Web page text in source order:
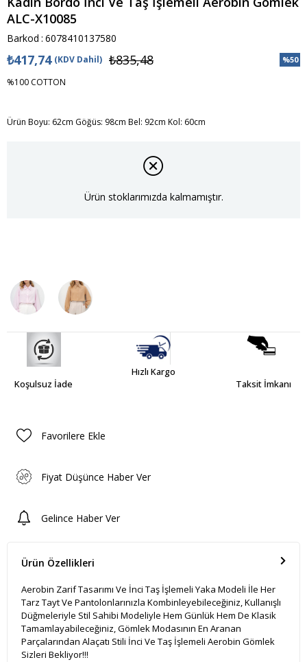
ALC-X10085
Barkod : 6078410137580
%50
₺835,48
₺417,74 (KDV Dahil)
%100 COTTON
Ürün Boyu: 62cm Göğüs: 98cm Bel: 92cm Kol: 60cm
Ürün stoklarımızda kalmamıştır.
Koşulsuz İade
Hızlı Kargo
Taksit İmkanı
Favorilere Ekle
Fiyat Düşünce Haber Ver
Gelince Haber Ver
Ürün Özellikleri
Aerobin Zarif Tasarımı Ve İnci Taş İşlemeli Yaka Modeli İle Her
Tarz Tayt Ve Pantolonlarınızla Kombinleyebileceğiniz, Kullanışlı
Düğmeleriyle Stil Sahibi Modeliyle Hem Günlük Hem De Klasik
Tamamlayabileceğiniz, Gömlek Modasının En Aranan
Parçalarından Alaçatı Stili İnci Ve Taş İşlemeli Aerobin Gömlek
Sizleri Bekliyor!!!